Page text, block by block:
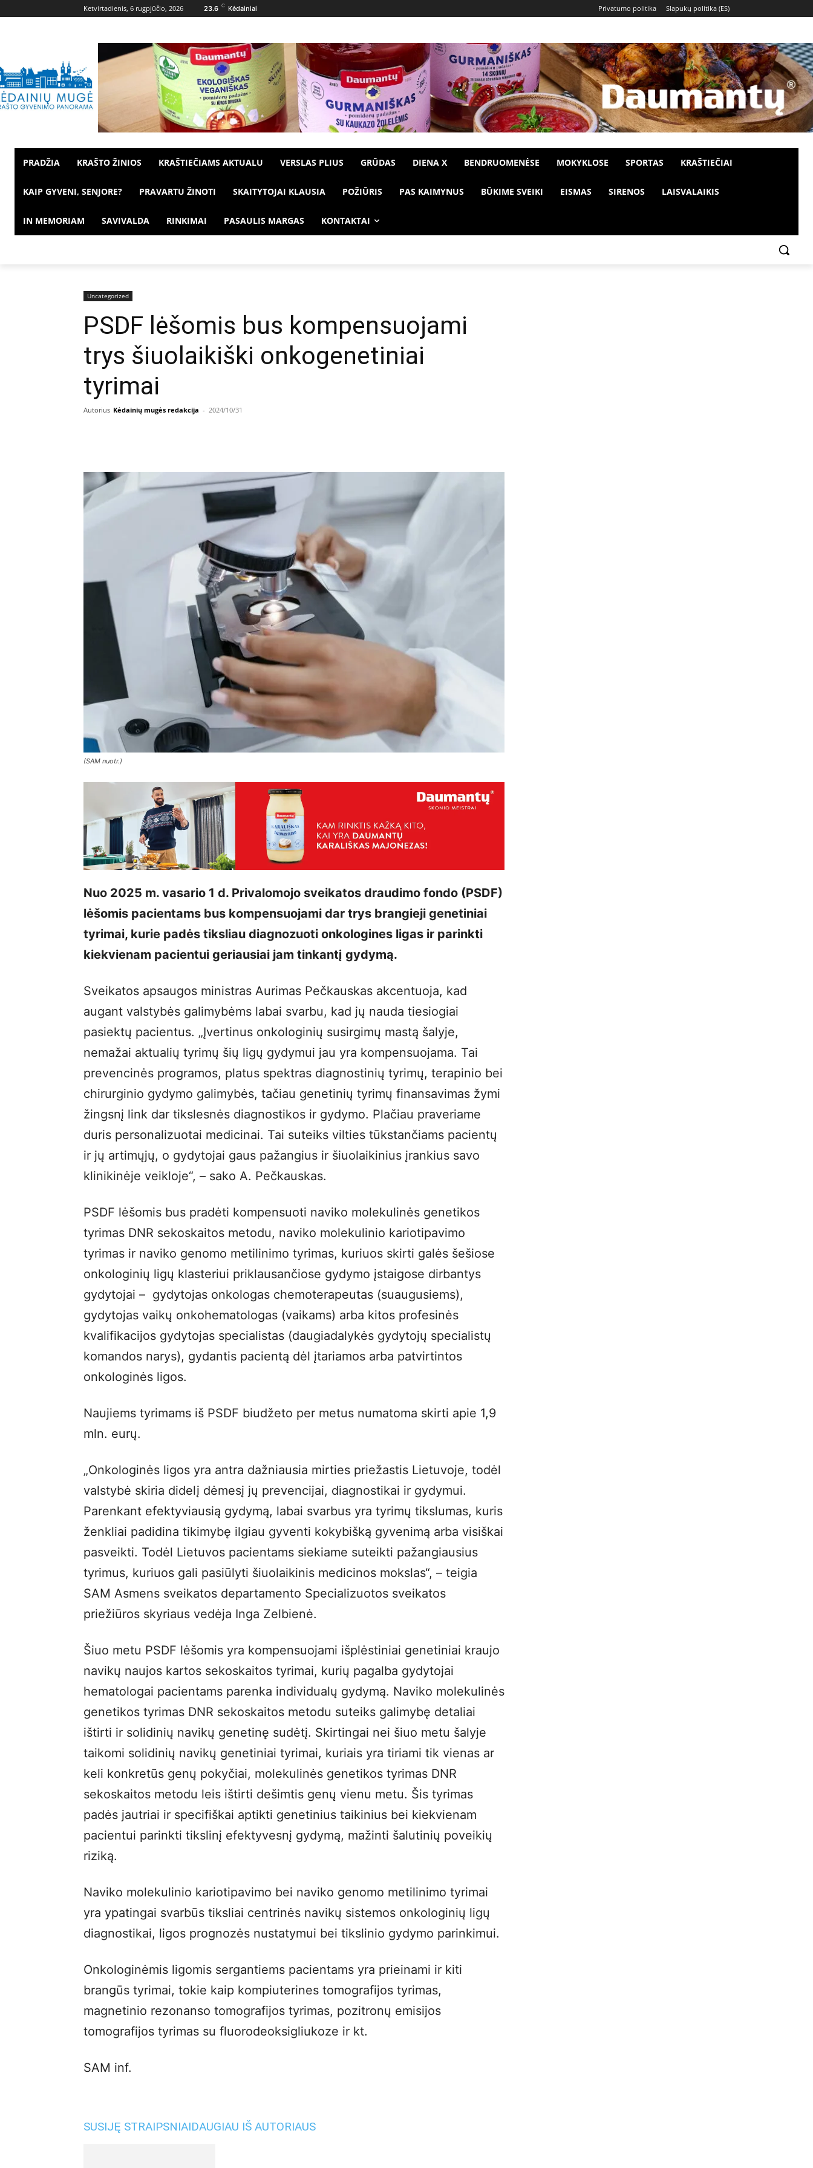
Ketvirtadienis, 6 rugpjūčio, 2026 23.6 C Kėdainiai Privatumo politika Slapukų politika (ES)
PRADŽIA KRAŠTO ŽINIOS KRAŠTIEČIAMS AKTUALU VERSLAS PLIUS GRŪDAS DIENA X BENDRUOMENĖSE MOKYKLOSE SPORTAS KRAŠTIEČIAI
KAIP GYVENI, SENJORE? PRAVARTU ŽINOTI SKAITYTOJAI KLAUSIA POŽIŪRIS PAS KAIMYNUS BŪKIME SVEIKI EISMAS SIRENOS LAISVALAIKIS
IN MEMORIAM SAVIVALDA RINKIMAI PASAULIS MARGAS KONTAKTAI
Uncategorized
PSDF lėšomis bus kompensuojami
trys šiuolaikiški onkogenetiniai
tyrimai
Autorius Kėdainių mugės redakcija - 2024/10/31
(SAM nuotr.)
Nuo 2025 m. vasario 1 d. Privalomojo sveikatos draudimo fondo (PSDF)
lėšomis pacientams bus kompensuojami dar trys brangieji genetiniai
tyrimai, kurie padės tiksliau diagnozuoti onkologines ligas ir parinkti
kiekvienam pacientui geriausiai jam tinkantį gydymą.
Sveikatos apsaugos ministras Aurimas Pečkauskas akcentuoja, kad
augant valstybės galimybėms labai svarbu, kad jų nauda tiesiogiai
pasiektų pacientus. „Įvertinus onkologinių susirgimų mastą šalyje,
nemažai aktualių tyrimų šių ligų gydymui jau yra kompensuojama. Tai
prevencinės programos, platus spektras diagnostinių tyrimų, terapinio bei
chirurginio gydymo galimybės, tačiau genetinių tyrimų finansavimas žymi
žingsnį link dar tikslesnės diagnostikos ir gydymo. Plačiau praveriame
duris personalizuotai medicinai. Tai suteiks vilties tūkstančiams pacientų
ir jų artimųjų, o gydytojai gaus pažangius ir šiuolaikinius įrankius savo
klinikinėje veikloje“, – sako A. Pečkauskas.
PSDF lėšomis bus pradėti kompensuoti naviko molekulinės genetikos
tyrimas DNR sekoskaitos metodu, naviko molekulinio kariotipavimo
tyrimas ir naviko genomo metilinimo tyrimas, kuriuos skirti galės šešiose
onkologinių ligų klasteriui priklausančiose gydymo įstaigose dirbantys
gydytojai – gydytojas onkologas chemoterapeutas (suaugusiems),
gydytojas vaikų onkohematologas (vaikams) arba kitos profesinės
kvalifikacijos gydytojas specialistas (daugiadalykės gydytojų specialistų
komandos narys), gydantis pacientą dėl įtariamos arba patvirtintos
onkologinės ligos.
Naujiems tyrimams iš PSDF biudžeto per metus numatoma skirti apie 1,9
mln. eurų.
„Onkologinės ligos yra antra dažniausia mirties priežastis Lietuvoje, todėl
valstybė skiria didelį dėmesį jų prevencijai, diagnostikai ir gydymui.
Parenkant efektyviausią gydymą, labai svarbus yra tyrimų tikslumas, kuris
ženkliai padidina tikimybę ilgiau gyventi kokybišką gyvenimą arba visiškai
pasveikti. Todėl Lietuvos pacientams siekiame suteikti pažangiausius
tyrimus, kuriuos gali pasiūlyti šiuolaikinis medicinos mokslas“, – teigia
SAM Asmens sveikatos departamento Specializuotos sveikatos
priežiūros skyriaus vedėja Inga Zelbienė.
Šiuo metu PSDF lėšomis yra kompensuojami išplėstiniai genetiniai kraujo
navikų naujos kartos sekoskaitos tyrimai, kurių pagalba gydytojai
hematologai pacientams parenka individualų gydymą. Naviko molekulinės
genetikos tyrimas DNR sekoskaitos metodu suteiks galimybę detaliai
ištirti ir solidinių navikų genetinę sudėtį. Skirtingai nei šiuo metu šalyje
taikomi solidinių navikų genetiniai tyrimai, kuriais yra tiriami tik vienas ar
keli konkretūs genų pokyčiai, molekulinės genetikos tyrimas DNR
sekoskaitos metodu leis ištirti dešimtis genų vienu metu. Šis tyrimas
padės jautriai ir specifiškai aptikti genetinius taikinius bei kiekvienam
pacientui parinkti tikslinį efektyvesnį gydymą, mažinti šalutinių poveikių
riziką.
Naviko molekulinio kariotipavimo bei naviko genomo metilinimo tyrimai
yra ypatingai svarbūs tiksliai centrinės navikų sistemos onkologinių ligų
diagnostikai, ligos prognozės nustatymui bei tikslinio gydymo parinkimui.
Onkologinėmis ligomis sergantiems pacientams yra prieinami ir kiti
brangūs tyrimai, tokie kaip kompiuterines tomografijos tyrimas,
magnetinio rezonanso tomografijos tyrimas, pozitronų emisijos
tomografijos tyrimas su fluorodeoksigliukoze ir kt.
SAM inf.
SUSIJĘ STRAIPSNIAIDAUGIAU IŠ AUTORIAUS